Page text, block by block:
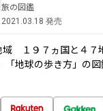
旅の図鑑
2021.03.18 発売
域 １９７ヵ国と４７
「地球の歩き方」の